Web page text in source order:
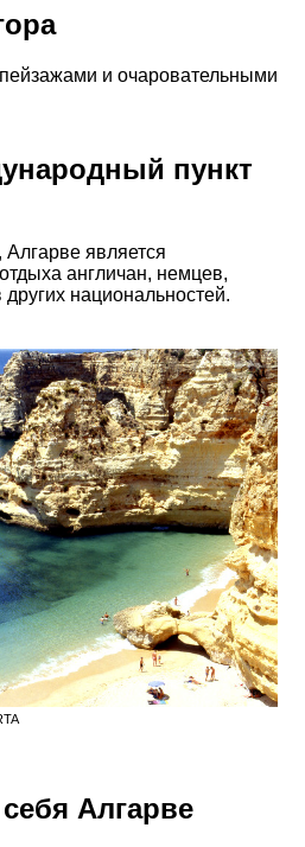
и очаровательными
пункт
является
англичан, немцев,
национальностей.
Алгарве